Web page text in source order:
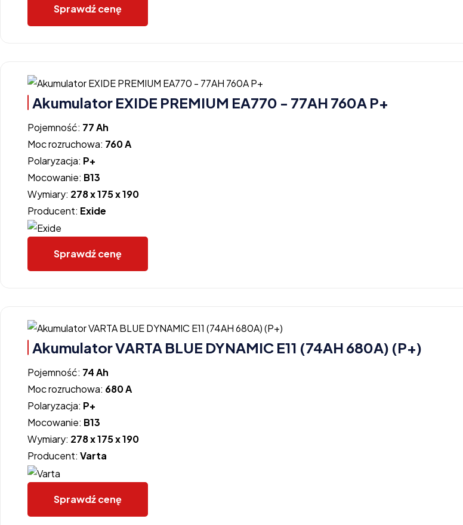
Sprawdź cenę
Akumulator EXIDE PREMIUM EA770 - 77AH 760A P+
Pojemność: 77 Ah
Moc rozruchowa: 760 A
Polaryzacja: P+
Mocowanie: B13
Wymiary: 278 x 175 x 190
Producent: Exide
Sprawdź cenę
Akumulator VARTA BLUE DYNAMIC E11 (74AH 680A) (P+)
Pojemność: 74 Ah
Moc rozruchowa: 680 A
Polaryzacja: P+
Mocowanie: B13
Wymiary: 278 x 175 x 190
Producent: Varta
Sprawdź cenę